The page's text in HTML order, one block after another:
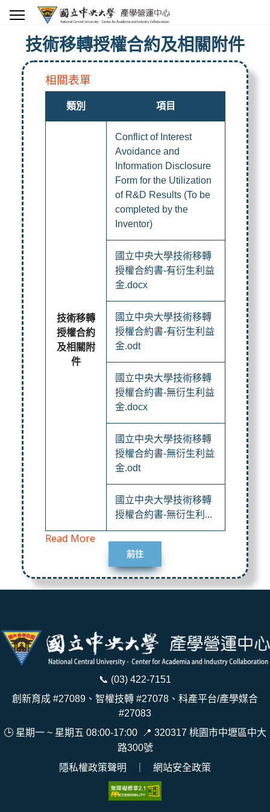
技術移轉授權合約及相關附件
相關表單
類別 項目
技術移轉
授權合約
及相關附
件
Conflict of Interest
Avoidance and
Information Disclosure
Form for the Utilization
of R&D Results (To be
completed by the
Inventor)
國立中央大學技術移轉
授權合約書-有衍生利益
金.docx
國立中央大學技術移轉
授權合約書-有衍生利益
金.odt
國立中央大學技術移轉
授權合約書-無衍生利益
金.docx
國立中央大學技術移轉
授權合約書-無衍生利益
金.odt
國立中央大學技術移轉
授權合約書-無衍生利...
Read More
前往
📞 (03) 422-7151
創新育成 #27089、智權技轉 #27078、科產平台/產學媒合
#27083
🕒 星期一 ~ 星期五 08:00-17:00
📍 320317 桃園市中壢區中大
路300號
隱私權政策聲明
網站安全政策